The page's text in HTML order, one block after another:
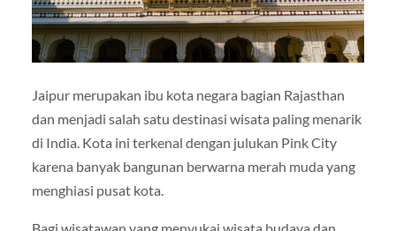
Jaipur merupakan ibu kota negara bagian Rajasthan
dan menjadi salah satu destinasi wisata paling menarik
di India. Kota ini terkenal dengan julukan Pink City
karena banyak bangunan berwarna merah muda yang
menghiasi pusat kota.